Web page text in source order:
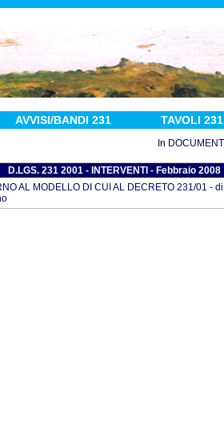
AVVISI/BANDI 231 TAVOLI 231
In DOCUMENTI
D.LGS. 231 2001 - INTERVENTI - Febbraio 2008
AL MODELLO DI CUI AL DECRETO 231/01 -